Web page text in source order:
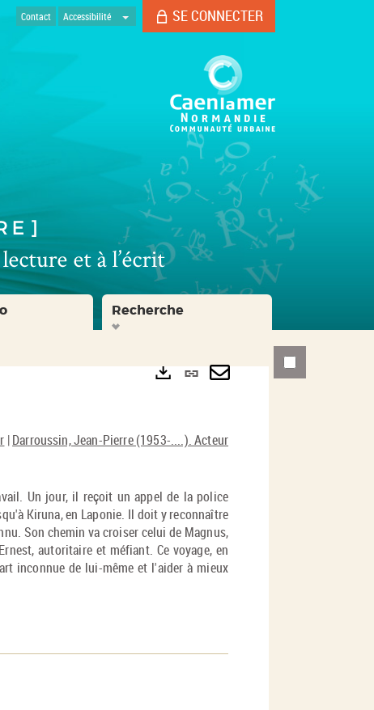
Contact Accessibilité SE CONNECTER
Recherche
|Darroussin, Jean-Pierre (1953-....). Acteur
Un jour, il reçoit un appel de la police
Kiruna, en Laponie. Il doit y reconnaître
Son chemin va croiser celui de Magnus,
autoritaire et méfiant. Ce voyage, en
inconnue de lui-même et l'aider à mieux
Lien